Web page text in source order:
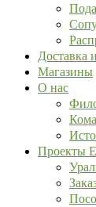
Доставка
Магазины
О нас
Проекты